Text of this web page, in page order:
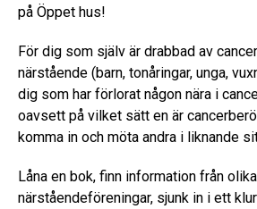
på Öppet hus!
För dig som själv är drabbad av
närstående (barn, tonåringar, unga,
dig som har förlorat någon nära i
oavsett på vilket sätt en är
komma in och möta andra i liknande
Låna en bok, finn information från
närståendeföreningar, sjunk in i ett